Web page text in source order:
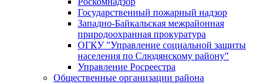
Государственный пожарный надзор
Западно-Байкальская межрайонная
природоохранная прокуратура
ОГКУ "Управление социальной защиты
населения по Слюдянскому району"
Управление Росреестра
Общественные организации района